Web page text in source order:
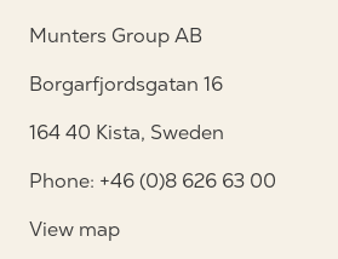
Munters Group AB
Borgarfjordsgatan 16
164 40 Kista, Sweden
Phone: +46 (0)8 626 63 00
View map